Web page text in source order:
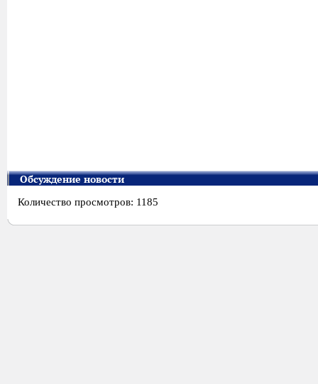
Обсуждение новости
Количество просмотров: 1185